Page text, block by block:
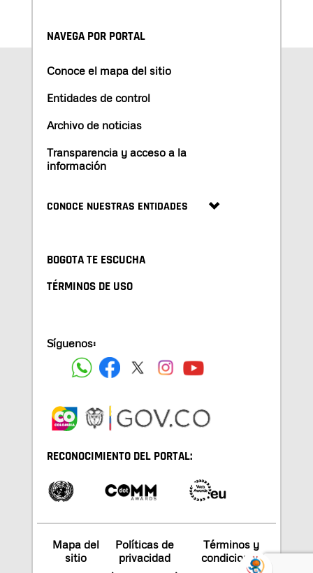
NAVEGA POR PORTAL
Conoce el mapa del sitio
Entidades de control
Archivo de noticias
Transparencia y acceso a la
información
CONOCE NUESTRAS ENTIDADES
BOGOTA TE ESCUCHA
TÉRMINOS DE USO
Síguenos:
RECONOCIMIENTO DEL PORTAL:
Mapa del
sitio
Políticas de
privacidad
Términos y
condiciones